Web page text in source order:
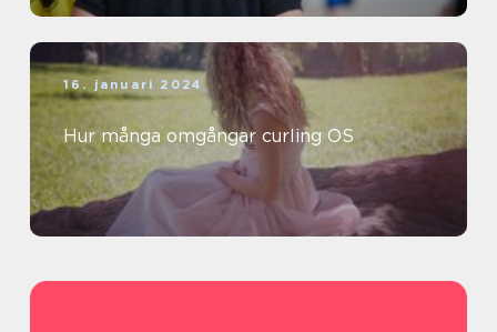
16. januari 2024
Hur många omgångar curling OS